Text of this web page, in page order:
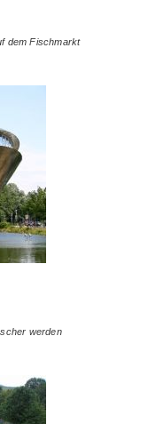
dem Fischmarkt
werden